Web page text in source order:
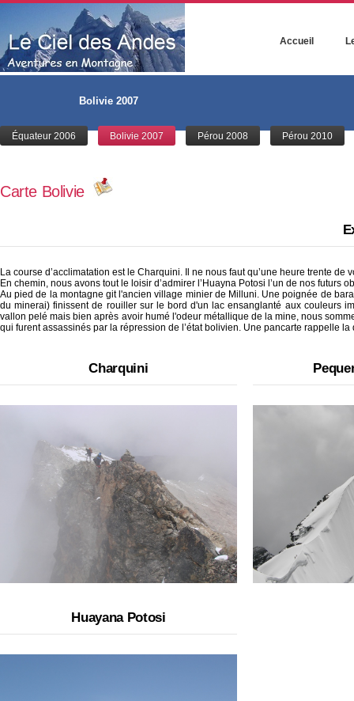
Accueil
Bolivie 2007
Équateur 2006 Bolivie 2007 Pérou 2008 Pérou 2010
Carte Bolivie
La course d’acclimatation est le Charquini. Il ne nous faut qu’une heure trente de
En chemin, nous avons tout le loisir d’admirer l’Huayna Potosi l’un de nos futurs
Au pied de la montagne git l'ancien village minier de Milluni. Une poignée de
du minerai) finissent de rouiller sur le bord d'un lac ensanglanté aux couleurs
vallon pelé mais bien après avoir humé l'odeur métallique de la mine, nous
qui furent assassinés par la répression de l’état bolivien. Une pancarte rappelle la
Charquini
Huayana Potosi